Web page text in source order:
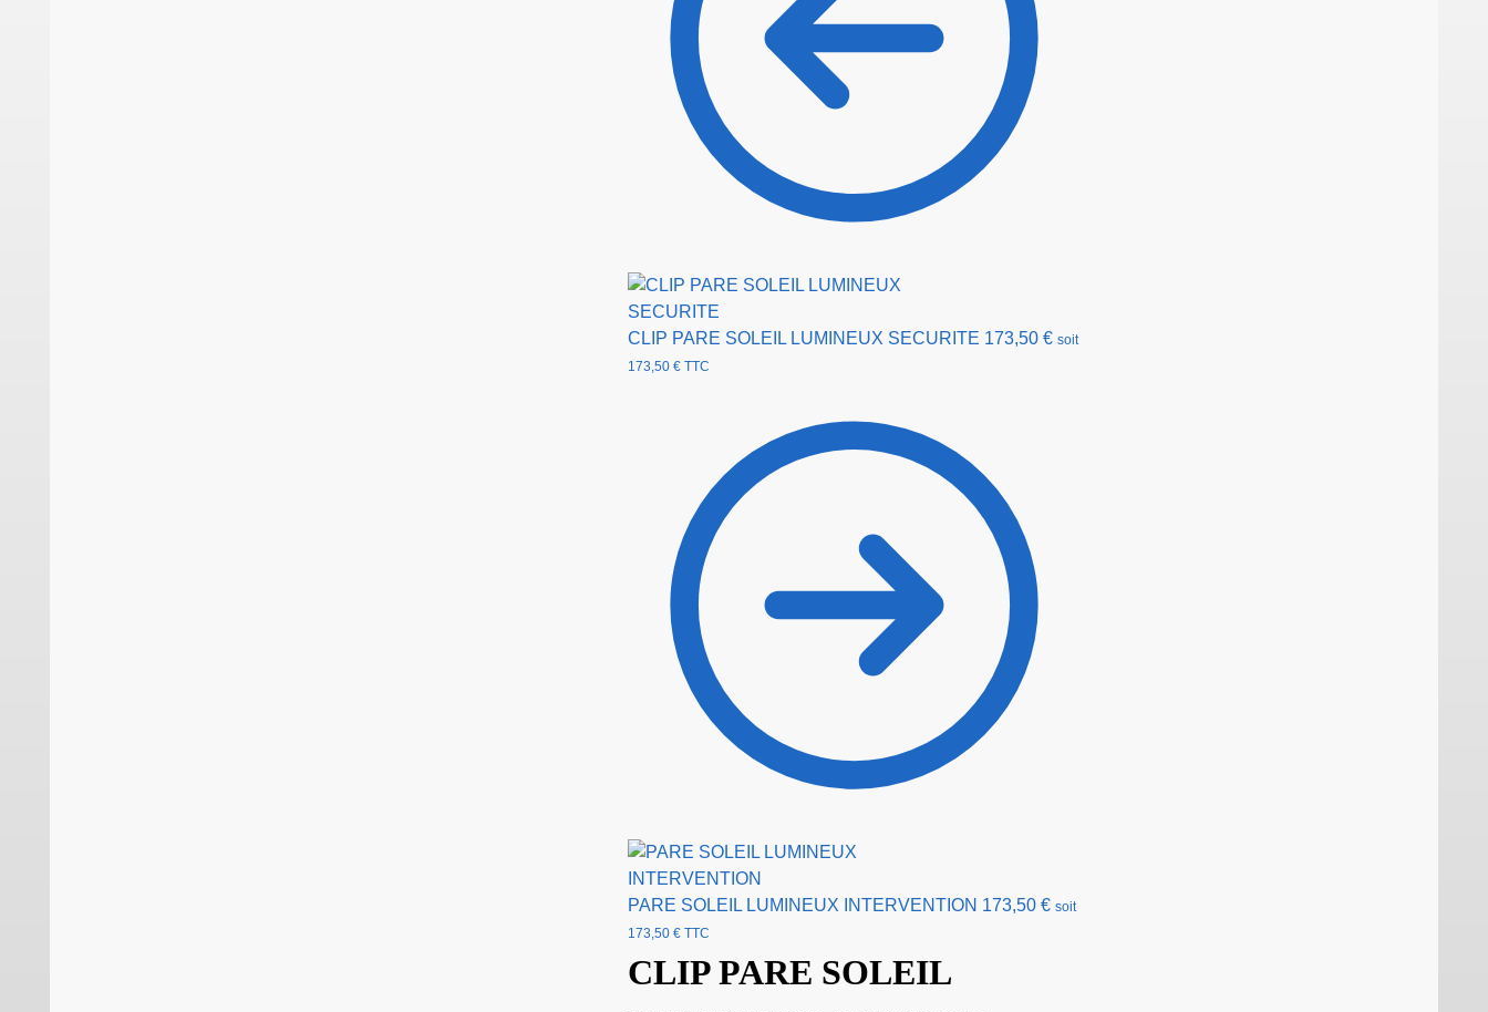
CLIP PARE SOLEIL LUMINEUX SECURITE 173,50 € soit
173,50 € TTC
PARE SOLEIL LUMINEUX INTERVENTION 173,50 € soit
173,50 € TTC
CLIP PARE SOLEIL